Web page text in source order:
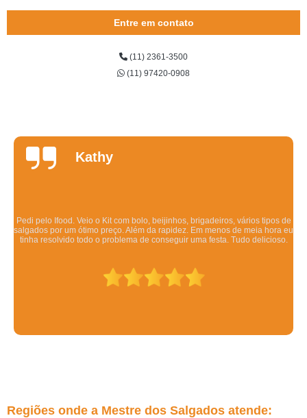
Entre em contato
(11) 2361-3500
(11) 97420-0908
Quintela
Os salgadinhos são maravilhosos. Dizem pra esquentar no forno mas eu
esquento no microondas pra ser rápido e mesmo assim ficam deliciosos.
Todo mundo q comeu gostou.
Regiões onde a Mestre dos Salgados atende: